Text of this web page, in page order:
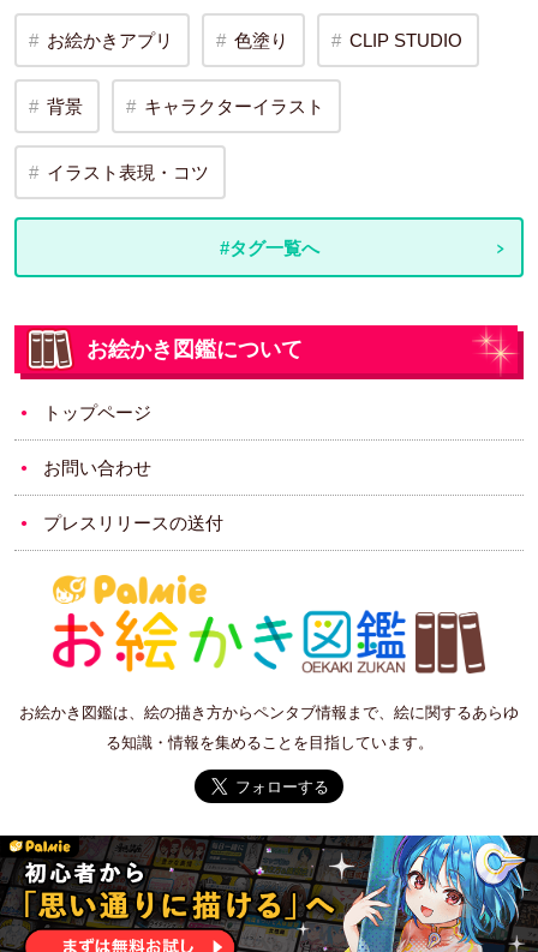
お絵かきアプリ 色塗り CLIP STUDIO
背景 キャラクターイラスト
イラスト表現・コツ
#タグ一覧へ
お絵かき図鑑について
トップページ
お問い合わせ
プレスリリースの送付
お絵かき図鑑は、絵の描き方からペンタブ情報まで、絵に関するあらゆ
る知識・情報を集めることを目指しています。